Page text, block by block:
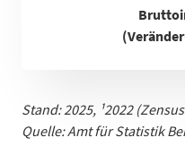
Stand: 2025, ¹2022
Quelle: Amt für Statistik